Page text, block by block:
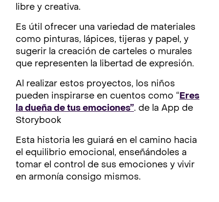
libre y creativa.
Es útil ofrecer una variedad de materiales
como pinturas, lápices, tijeras y papel, y
sugerir la creación de carteles o murales
que representen la libertad de expresión.
Al realizar estos proyectos, los niños
pueden inspirarse en cuentos como “ Eres
la dueña de tus emociones”. de la App de
Storybook
Esta historia les guiará en el camino hacia
el equilibrio emocional, enseñándoles a
tomar el control de sus emociones y vivir
en armonía consigo mismos.